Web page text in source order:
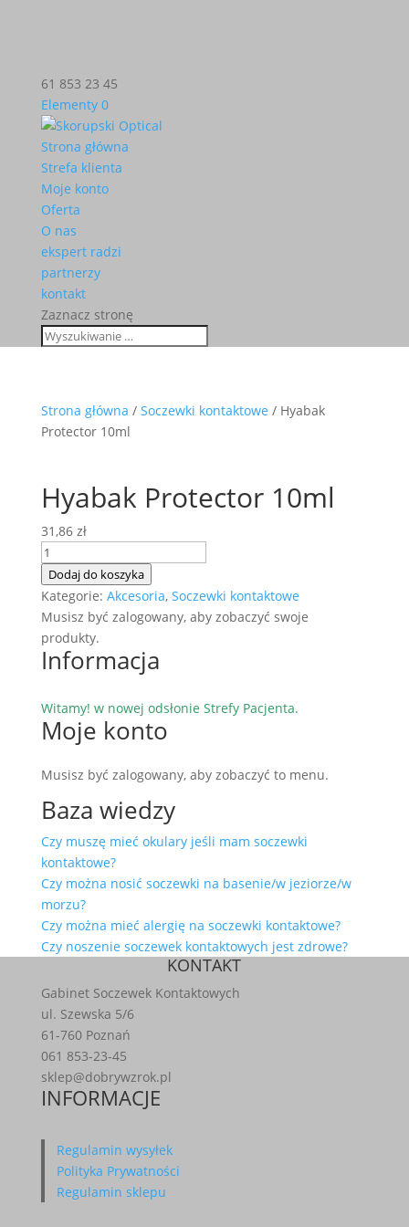
61 853 23 45
Elementy 0
Strona główna
Strefa klienta
Moje konto
Oferta
O nas
ekspert radzi
partnerzy
kontakt
Zaznacz stronę
Strona główna / Soczewki kontaktowe / Hyabak
Protector 10ml
Hyabak Protector 10ml
31,86 zł
ilość
Hyabak
Protector
10ml
Dodaj do koszyka
Kategorie: Akcesoria, Soczewki kontaktowe
Musisz być zalogowany, aby zobaczyć swoje
produkty.
Informacja
Witamy! w nowej odsłonie Strefy Pacjenta.
Moje konto
Musisz być zalogowany, aby zobaczyć to menu.
Baza wiedzy
Czy muszę mieć okulary jeśli mam soczewki
kontaktowe?
Czy można nosić soczewki na basenie/w jeziorze/w
morzu?
Czy można mieć alergię na soczewki kontaktowe?
Czy noszenie soczewek kontaktowych jest zdrowe?
KONTAKT
Gabinet Soczewek Kontaktowych
ul. Szewska 5/6
61-760 Poznań
061 853-23-45
sklep@dobrywzrok.pl
INFORMACJE
Regulamin wysyłek
Polityka Prywatności
Regulamin sklepu